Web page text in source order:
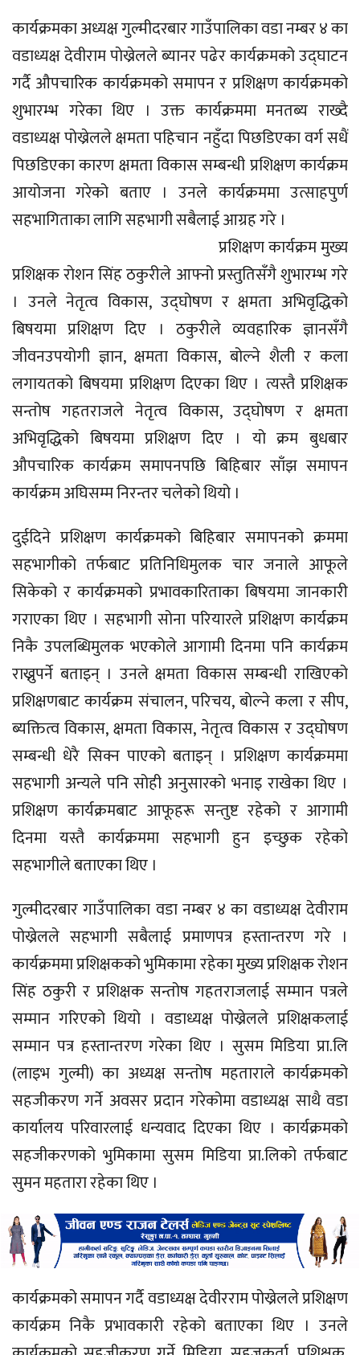
कार्यक्रमका अध्यक्ष गुल्मीदरबार गाउँपालिका वडा नम्बर ४ का
वडाध्यक्ष देवीराम पाेख्रेलले ब्यानर पढेर कार्यक्रमको उद्घाटन
गर्दै औपचारिक कार्यक्रमको समापन र प्रशिक्षण कार्यक्रमको
शुभारम्भ गरेका थिए । उक्त कार्यक्रममा मनतब्य राख्दै
वडाध्यक्ष पोख्रेलले क्षमता पहिचान नहुँदा पिछडिएका वर्ग सधैं
पिछडिएका कारण क्षमता विकास सम्बन्धी प्रशिक्षण कार्यक्रम
आयोजना गरेको बताए । उनले कार्यक्रममा उत्साहपुर्ण
सहभागिताका लागि सहभागी सबैलाई आग्रह गरे ।
प्रशिक्षण कार्यक्रम मुख्य
प्रशिक्षक राेशन सिंह ठकुरीले आफ्नो प्रस्तुतिसँगै शुभारम्भ गरे
। उनले नेतृत्व विकास, उद्घोषण र क्षमता अभिवृद्धिको
बिषयमा प्रशिक्षण दिए । ठकुरीले व्यवहारिक ज्ञानसँगै
जीवनउपयोगी ज्ञान, क्षमता विकास, बोल्ने शैली र कला
लगायतको बिषयमा प्रशिक्षण दिएका थिए । त्यस्तै प्रशिक्षक
सन्तोष गहतराजले नेतृत्व विकास, उद्घाेषण र क्षमता
अभिवृद्धिको बिषयमा प्रशिक्षण दिए । यो क्रम बुधबार
औपचारिक कार्यक्रम समापनपछि बिहिबार साँझ समापन
कार्यक्रम अघिसम्म निरन्तर चलेको थियो ।
दुईदिने प्रशिक्षण कार्यक्रमको बिहिबार समापनको क्रममा
सहभागीको तर्फबाट प्रतिनिधिमुलक चार जनाले आफूले
सिकेको र कार्यक्रमको प्रभावकारिताका बिषयमा जानकारी
गराएका थिए । सहभागी सोना परियारले प्रशिक्षण कार्यक्रम
निकै उपलब्धिमुलक भएकोले आगामी दिनमा पनि कार्यक्रम
राख्नुपर्ने बताइन् । उनले क्षमता विकास सम्बन्धी राखिएको
प्रशिक्षणबाट कार्यक्रम संचालन, परिचय, बोल्ने कला र सीप,
ब्यक्तित्व विकास, क्षमता विकास, नेतृत्व विकास र उद्घोषण
सम्बन्धी धेरै सिक्न पाएको बताइन् । प्रशिक्षण कार्यक्रममा
सहभागी अन्यले पनि सोही अनुसारको भनाइ राखेका थिए ।
प्रशिक्षण कार्यक्रमबाट आफूहरू सन्तुष्ट रहेको र आगामी
दिनमा यस्तै कार्यक्रममा सहभागी हुन इच्छुक रहेको
सहभागीले बताएका थिए ।
गुल्मीदरबार गाउँपालिका वडा नम्बर ४ का वडाध्यक्ष देवीराम
पोख्रेलले सहभागी सबैलाई प्रमाणपत्र हस्तान्तरण गरे ।
कार्यक्रममा प्रशिक्षकको भुमिकामा रहेका मुख्य प्रशिक्षक रोशन
सिंह ठकुरी र प्रशिक्षक सन्तोष गहतराजलाई सम्मान पत्रले
सम्मान गरिएको थियो । वडाध्यक्ष पोख्रेलले प्रशिक्षकलाई
सम्मान पत्र हस्तान्तरण गरेका थिए । सुसम मिडिया प्रा.लि
(लाइभ गुल्मी) का अध्यक्ष सन्तोष महताराले कार्यक्रमको
सहजीकरण गर्ने अवसर प्रदान गरेकोमा वडाध्यक्ष साथै वडा
कार्यालय परिवारलाई धन्यवाद दिएका थिए । कार्यक्रमको
सहजीकरणको भुमिकामा सुसम मिडिया प्रा.लिको तर्फबाट
सुमन महतारा रहेका थिए ।
कार्यक्रमको समापन गर्दै वडाध्यक्ष देवीरराम पोख्रेलले प्रशिक्षण
कार्यक्रम निकै प्रभावकारी रहेको बताएका थिए । उनले